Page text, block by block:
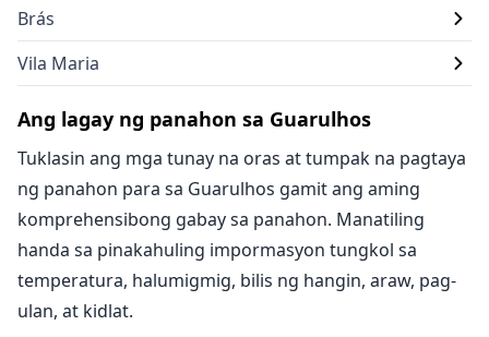
Brás
Vila Maria
Ang lagay ng panahon sa Guarulhos
Tuklasin ang mga tunay na oras at tumpak na pagtaya
ng panahon para sa Guarulhos gamit ang aming
komprehensibong gabay sa panahon. Manatiling
handa sa pinakahuling impormasyon tungkol sa
temperatura, halumigmig, bilis ng hangin, araw, pag-
ulan, at kidlat.